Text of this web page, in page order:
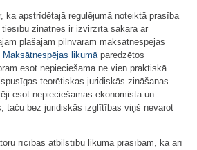
ka apstrīdētajā regulējumā noteiktā prasība
zinātnēs ir izvirzīta sakarā ar
plašajām pilnvarām maksātnespējas
Maksātnespējas likumāparedzētos
esot nepieciešama ne vien praktiskā
teorētiskas juridiskās zināšanas.
esot nepieciešamas ekonomista un
taču bez juridiskās izglītības viņš nevarot
rīcības atbilstību likuma prasībām, kā arī